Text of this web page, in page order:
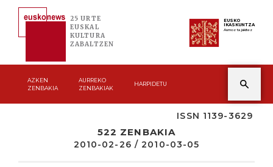
25 URTE
EUSKAL
KULTURA
ZABALTZEN
EUSKO
IKASKUNTZA
Asmoz ta jakitez
AZKEN
ZENBAKIA
AURREKO
ZENBAKIAK
HARPIDETU
ISSN 1139-3629
522 ZENBAKIA
2010-02-26 / 2010-03-05